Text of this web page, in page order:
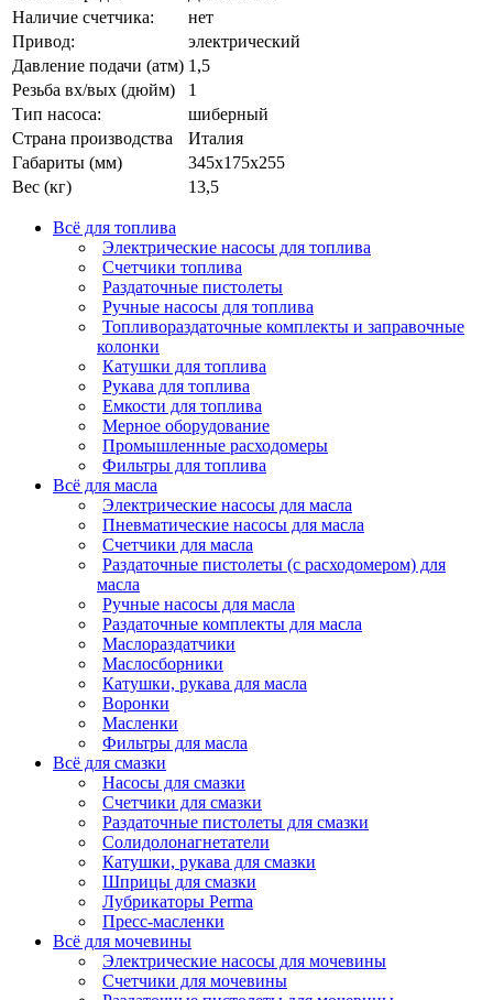
Наличие счетчика:
нет
Привод:
электрический
Давление подачи (атм) 1,5
Резьба вх/вых (дюйм)
1
Тип насоса:
шиберный
Страна производства
Италия
Габариты (мм)
345х175х255
Вес (кг)
13,5
Всё для топлива
Электрические насосы для топлива
Счетчики топлива
Раздаточные пистолеты
Ручные насосы для топлива
Топливораздаточные комплекты и заправочные
колонки
Катушки для топлива
Рукава для топлива
Емкости для топлива
Мерное оборудование
Промышленные расходомеры
Фильтры для топлива
Всё для масла
Электрические насосы для масла
Пневматические насосы для масла
Счетчики для масла
Раздаточные пистолеты (с расходомером) для
масла
Ручные насосы для масла
Раздаточные комплекты для масла
Маслораздатчики
Маслосборники
Катушки, рукава для масла
Воронки
Масленки
Фильтры для масла
Всё для смазки
Насосы для смазки
Счетчики для смазки
Раздаточные пистолеты для смазки
Солидолонагнетатели
Катушки, рукава для смазки
Шприцы для смазки
Лубрикаторы Perma
Пресс-масленки
Всё для мочевины
Электрические насосы для мочевины
Счетчики для мочевины